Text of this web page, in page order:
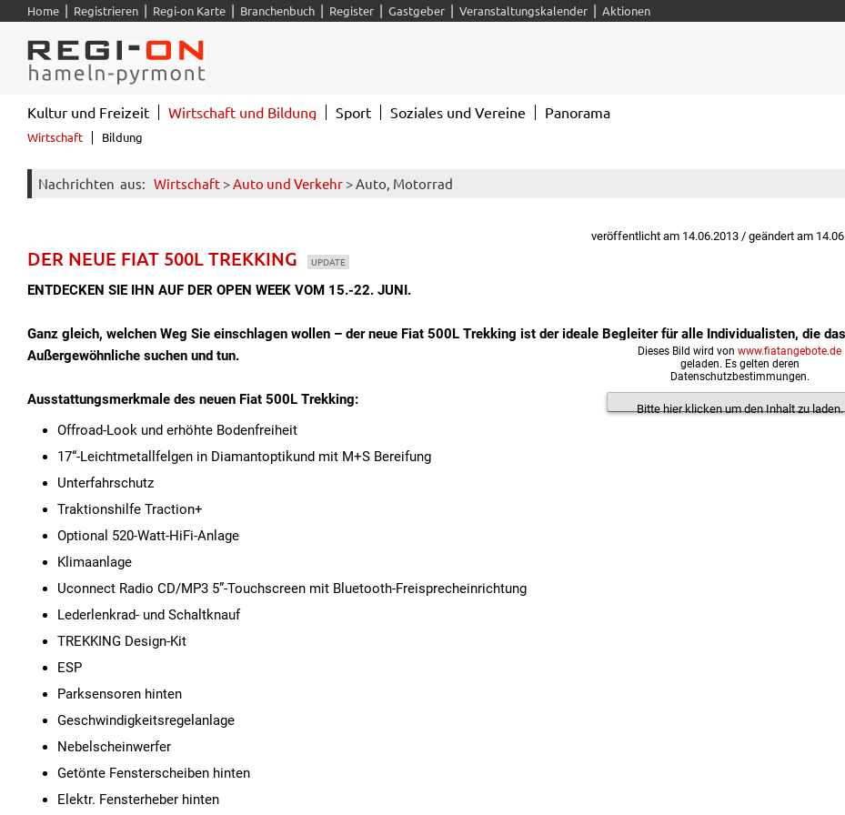
Nachrichten aus: Wirtschaft >Auto und Verkehr > Auto, Motorrad
veröffentlicht am 14.06.2013 / geändert am
DER NEUE FIAT 500L TREKKING UPDATE
ENTDECKEN SIE IHN AUF DER OPEN WEEK VOM 15.-22. JUNI.
Ganz gleich, welchen Weg Sie einschlagen wollen – der neue Fiat 500L Trekking ist der ideale Begleiter für alle Individualisten, die das
Außergewöhnliche suchen und tun.
Bitte hier klicken um den Inhalt zu laden.
Dieses Bild wird von www.fiatangebote.de
geladen. Es gelten deren
Datenschutzbestimmungen.
Ausstattungsmerkmale des neuen Fiat 500L Trekking:
Offroad-Look und erhöhte Bodenfreiheit
17“-Leichtmetallfelgen in Diamantoptikund mit M+S Bereifung
Unterfahrschutz
Traktionshilfe Traction+
Optional 520-Watt-HiFi-Anlage
Klimaanlage
Uconnect Radio CD/MP3 5”-Touchscreen mit Bluetooth-Freisprecheinrichtung
Lederlenkrad- und Schaltknauf
TREKKING Design-Kit
ESP
Parksensoren hinten
Geschwindigkeitsregelanlage
Nebelscheinwerfer
Getönte Fensterscheiben hinten
Elektr. Fensterheber hinten
Home | Registrieren | Regi-on Karte | Branchenbuch | Register | Gastgeber | Veranstaltungskalender | Aktionen
Kultur und Freizeit Wirtschaft und Bildung
Wirtschaft Bildung
Sport Soziales und Vereine Panorama